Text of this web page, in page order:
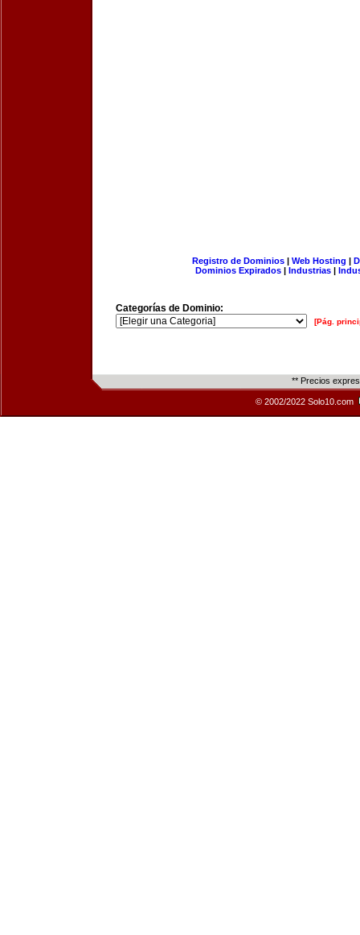
Registro de Dominios| Web Hosting |
Dominios Expirados | Industrias |
Categorías de Dominio:
[Pág.
** Precios
© 2002/2022 Solo10.com